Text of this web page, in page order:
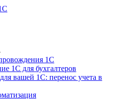
1С
1С для бухгалтеров
вашей 1С: перенос учета в